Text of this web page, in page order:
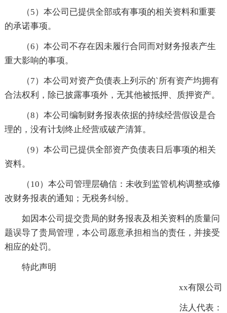
（5）本公司已提供全部或有事项的相关资料和重要
的承诺事项。
（6）本公司不存在因未履行合同而对财务报表产生
重大影响的事项。
（7）本公司对资产负债表上列示的`所有资产均拥有
合法权利，除已披露事项外，无其他被抵押、质押资产。
（8）本公司编制财务报表依据的持续经营假设是合
理的，没有计划终止经营或破产清算。
（9）本公司已提供全部资产负债表日后事项的相关
资料。
（10）本公司管理层确信：未收到监管机构调整或修
改财务报表的通知；无税务纠纷。
如因本公司提交贵局的财务报表及相关资料的质量问
题误导了贵局管理，本公司愿意承担相当的责任，并接受
相应的处罚。
特此声明
xx有限公司
法人代表：